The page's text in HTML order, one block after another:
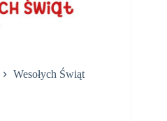
Wesołych Świąt